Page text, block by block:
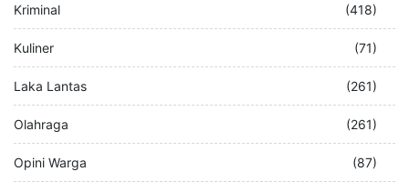
Kriminal (418)
Kuliner (71)
Laka Lantas (261)
Olahraga (261)
Opini Warga (87)